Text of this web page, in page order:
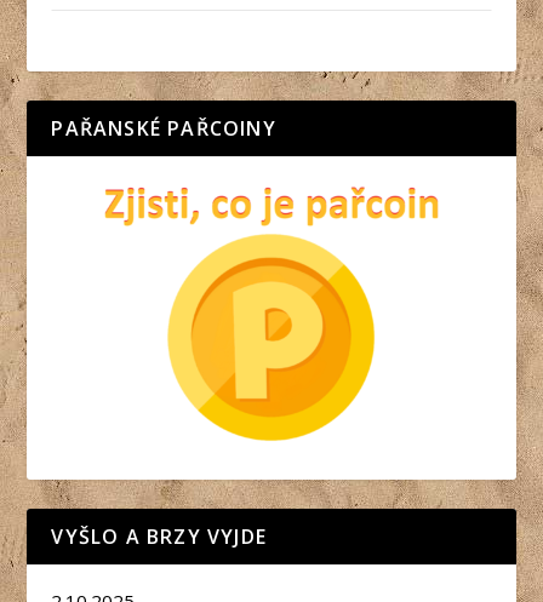
PAŘANSKÉ PAŘCOINY
VYŠLO A BRZY VYJDE